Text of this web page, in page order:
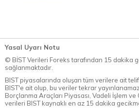
Yasal Uyarı Notu
© BİST Verileri Foreks tarafından 15 dakika
sağlanmaktadır.
BIST piyasalarında oluşan tüm verilere ait
BIST'e ait olup, bu veriler tekrar
Borçlanma Araçları Piyasası, Vadeli İşlem ve
verileri BIST kaynaklı en az 15 dakika